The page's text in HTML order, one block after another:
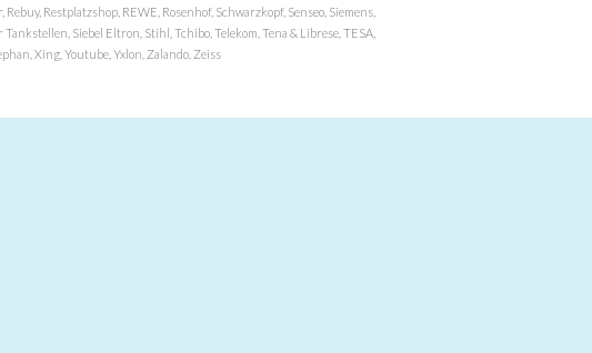
Restplatzshop, REWE, Rosenhof, Schwarzkopf, Senseo, Siemens,
Siebel Eltron, Stihl, Tchibo, Telekom, Tena & Librese, TESA,
Xing, Youtube, Yxlon, Zalando, Zeiss